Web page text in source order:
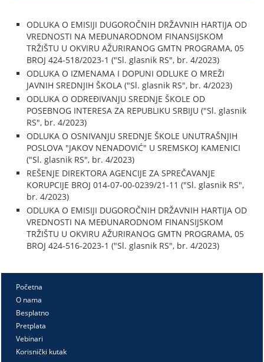
ODLUKA O EMISIJI DUGOROČNIH DRŽAVNIH HARTIJA OD
VREDNOSTI NA MEĐUNARODNOM FINANSIJSKOM
TRŽIŠTU U OKVIRU AŽURIRANOG GMTN PROGRAMA, 05
BROJ 424-518/2023-1 ("Sl. glasnik RS", br. 4/2023)
ODLUKA O IZMENAMA I DOPUNI ODLUKE O MREŽI
JAVNIH SREDNJIH ŠKOLA ("Sl. glasnik RS", br. 4/2023)
ODLUKA O ODREĐIVANJU SREDNJE ŠKOLE OD
POSEBNOG INTERESA ZA REPUBLIKU SRBIJU ("Sl. glasnik
RS", br. 4/2023)
ODLUKA O OSNIVANJU SREDNJE ŠKOLE UNUTRAŠNJIH
POSLOVA "JAKOV NENADOVIĆ" U SREMSKOJ KAMENICI
("Sl. glasnik RS", br. 4/2023)
REŠENJE DIREKTORA AGENCIJE ZA SPREČAVANJE
KORUPCIJE BROJ 014-07-00-0239/21-11 ("Sl. glasnik RS",
br. 4/2023)
ODLUKA O EMISIJI DUGOROČNIH DRŽAVNIH HARTIJA OD
VREDNOSTI NA MEĐUNARODNOM FINANSIJSKOM
TRŽIŠTU U OKVIRU AŽURIRANOG GMTN PROGRAMA, 05
BROJ 424-516-2023-1 ("Sl. glasnik RS", br. 4/2023)
Početna
O nama
Besplatno
Pretplata
Vebinari
Korisnički kutak